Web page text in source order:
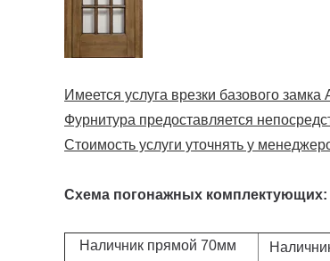
Имеется услуга врезки базового
Фурнитура предоставляется
Стоимость услуги уточнять у
Схема погонажных комплектующих:
Наличник прямой 70мм